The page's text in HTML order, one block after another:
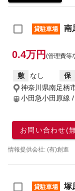
貸駐車場 南
0.4万円 (管理費等
敷 なし 保
神奈川県南足柄
小田急小田原線
お問い合わせ(
情報提供会社: (有)創進
貸駐車場 塚